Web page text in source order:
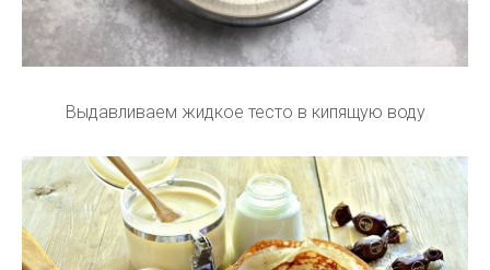
Выдавливаем жидкое тесто в кипящую воду